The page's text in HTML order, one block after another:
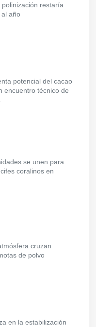
restaría
al año
potencial del cacao
encuentro técnico de
se unen para
coralinos en
cruzan
de polvo
en la estabilización